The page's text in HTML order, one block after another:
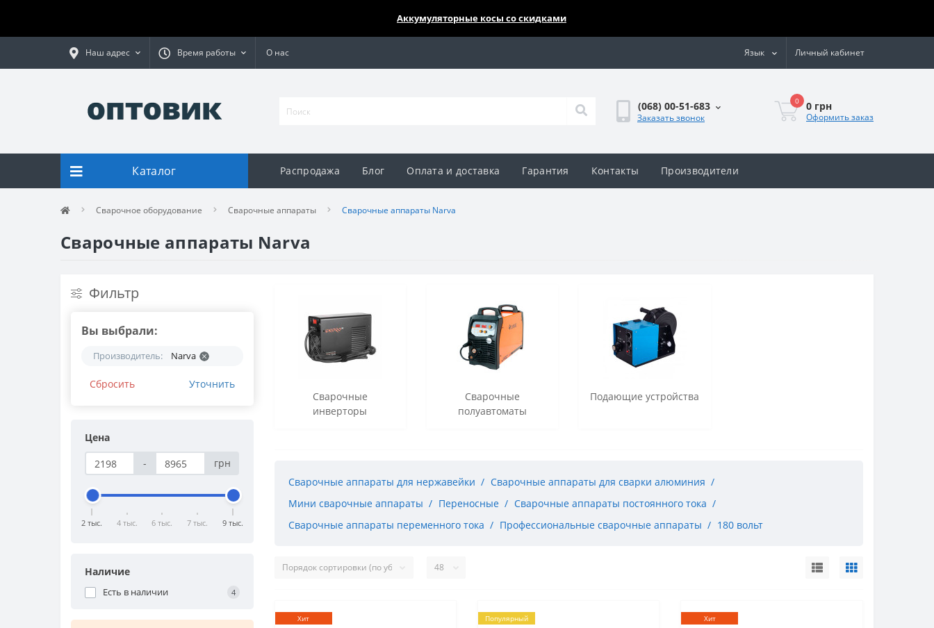
Аккумуляторные косы со скидками
Наш адрес Время работы О нас Язык Личный кабинет
(068) 00-51-683
Заказать звонок
0 0 грн
Оформить заказ
Каталог Распродажа Блог Оплата и доставка Гарантия Контакты Производители
Сварочное оборудование Сварочные аппараты Сварочные аппараты Narva
Сварочные аппараты Narva
Фильтр
Вы выбрали:
Производитель: Narva
Сбросить Уточнить
Цена
-
грн
2 тыс. 4 тыс. 6 тыс. 7 тыс. 9 тыс.
Наличие
Есть в наличии 4
Сварочные
инверторы
Сварочные
полуавтоматы
Подающие устройства
Сварочные аппараты для нержавейки
Сварочные аппараты для сварки алюминия
Мини сварочные аппараты
Переносные
Сварочные аппараты постоянного тока
Сварочные аппараты переменного тока
Профессиональные сварочные аппараты 180 вольт
Хит Популярный Хит